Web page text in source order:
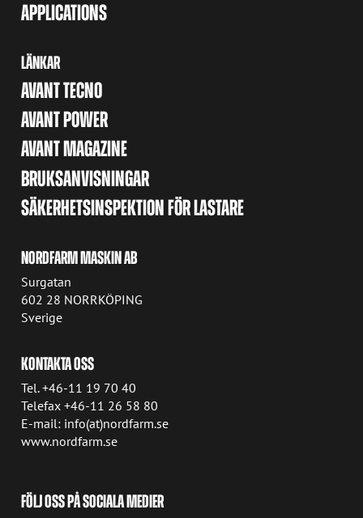
APPLICATIONS
LÄNKAR
AVANT TECNO
AVANT POWER
AVANT MAGAZINE
BRUKSANVISNINGAR
SÄKERHETSINSPEKTION FÖR LASTARE
NORDFARM MASKIN AB
Surgatan
602 28 NORRKÖPING
Sverige
KONTAKTA OSS
Tel. +46-11 19 70 40
Telefax +46-11 26 58 80
E-mail: info(at)nordfarm.se
www.nordfarm.se
FÖLJ OSS PÅ SOCIALA MEDIER